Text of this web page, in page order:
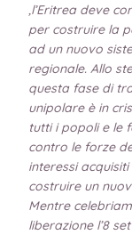
,l’Eritrea deve
per costruire la
ad un nuovo
regionale. Allo
questa fase di
unipolare è in
tutti i popoli e le
contro le forze
interessi
costruire un
Mentre
liberazione l’8